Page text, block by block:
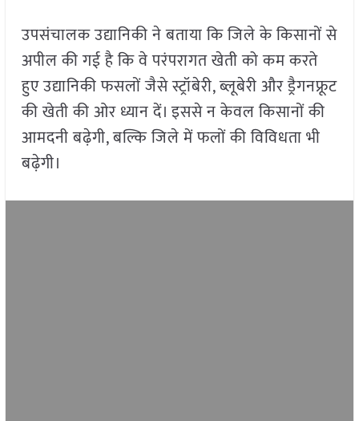
उपसंचालक उद्यानिकी ने बताया कि जिले के किसानों से
अपील की गई है कि वे परंपरागत खेती को कम करते
हुए उद्यानिकी फसलों जैसे स्ट्रॉबेरी, ब्लूबेरी और ड्रैगनफ्रूट
की खेती की ओर ध्यान दें। इससे न केवल किसानों की
आमदनी बढ़ेगी, बल्कि जिले में फलों की विविधता भी
बढ़ेगी।